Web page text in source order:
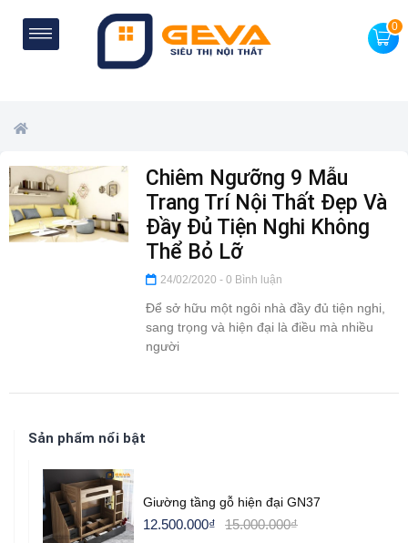
0
Chiêm Ngưỡng 9 Mẫu
Trang Trí Nội Thất Đẹp Và
Đầy Đủ Tiện Nghi Không
Thể Bỏ Lỡ
24/02/2020 0 Bình luận
Để sở hữu một ngôi nhà đầy đủ tiện nghi,
sang trọng và hiện đại là điều mà nhiều
người
Sản phẩm nổi bật
Giường tầng gỗ hiện đại GN37
15.000.000₫
12.500.000₫